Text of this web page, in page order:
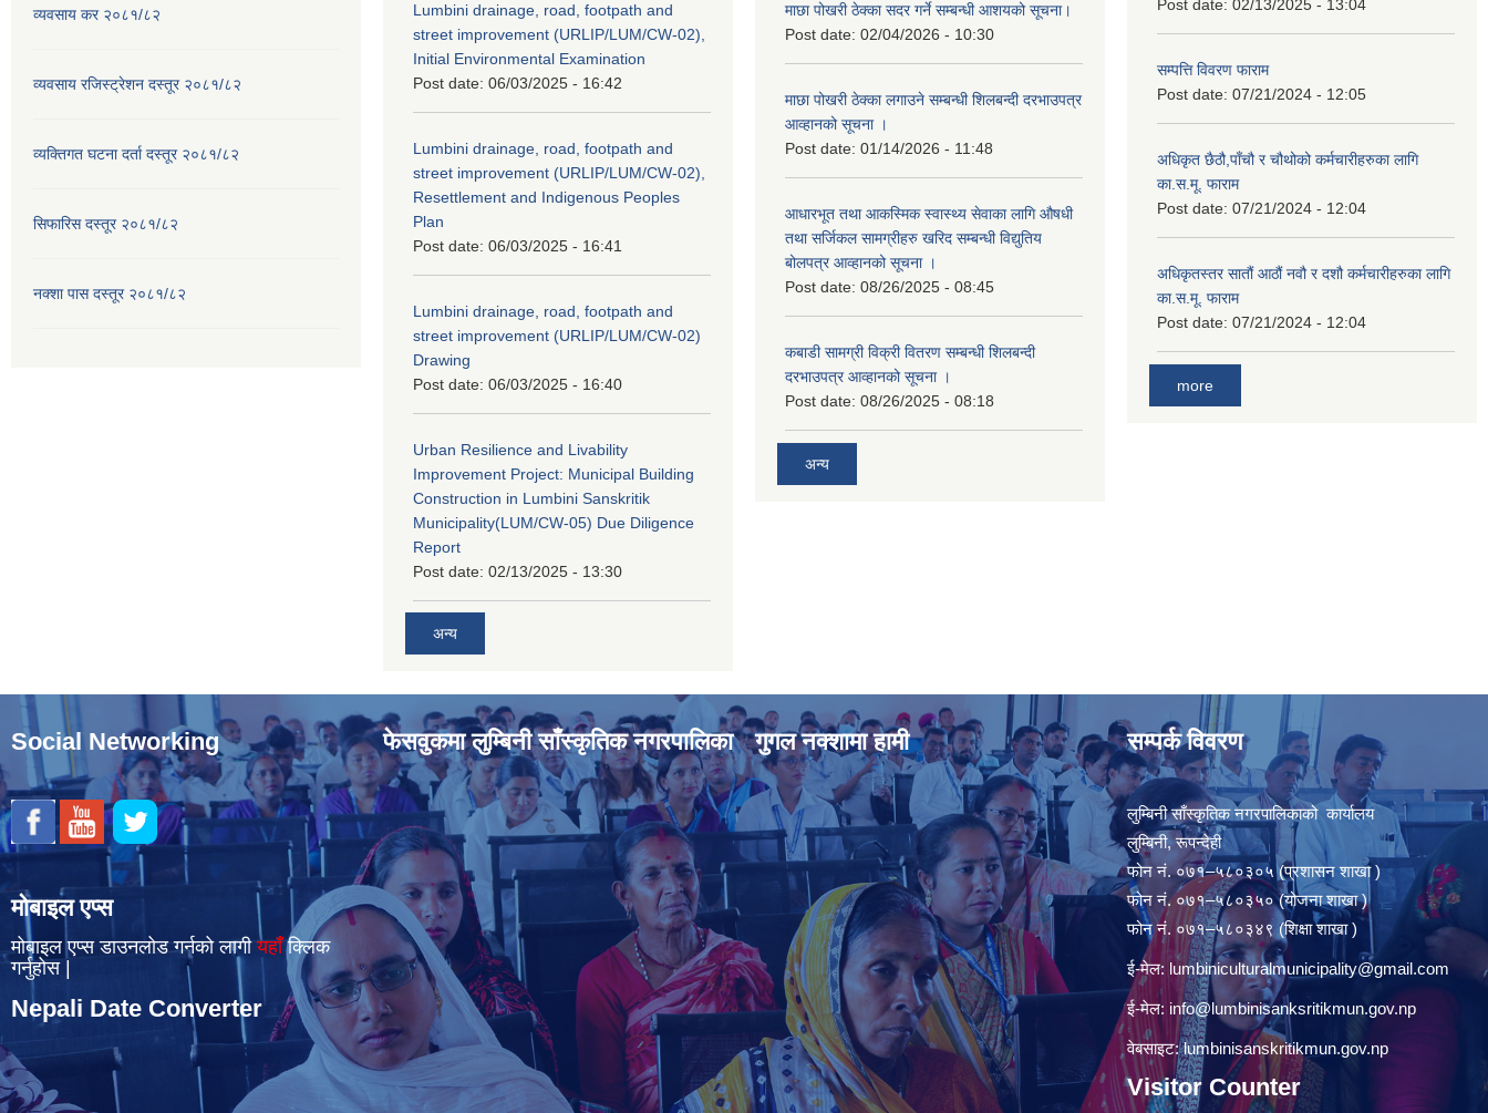
व्यवसाय कर २०८१/८२
व्यवसाय रजिस्ट्रेशन दस्तूर २०८१/८२
व्यक्तिगत घटना दर्ता दस्तूर २०८१/८२
सिफारिस दस्तूर २०८१/८२
नक्शा पास दस्तूर २०८१/८२
Lumbini drainage, road, footpath and
street improvement (URLIP/LUM/CW-02),
Initial Environmental Examination
Post date: 06/03/2025 - 16:42
Lumbini drainage, road, footpath and
street improvement (URLIP/LUM/CW-02),
Resettlement and Indigenous Peoples
Plan
Post date: 06/03/2025 - 16:41
Lumbini drainage, road, footpath and
street improvement (URLIP/LUM/CW-02)
Drawing
Post date: 06/03/2025 - 16:40
Urban Resilience and Livability
Improvement Project: Municipal Building
Construction in Lumbini Sanskritik
Municipality(LUM/CW-05) Due Diligence
Report
Post date: 02/13/2025 - 13:30
अन्य
माछा पोखरी ठेक्का सदर गर्ने सम्बन्धी आशयको सूचना।
Post date: 02/04/2026 - 10:30
माछा पोखरी ठेक्का लगाउने सम्बन्धी शिलबन्दी दरभाउपत्र
आव्हानको सूचना ।
Post date: 01/14/2026 - 11:48
आधारभूत तथा आकस्मिक स्वास्थ्य सेवाका लागि औषधी
तथा सर्जिकल सामग्रीहरु खरिद सम्बन्धी विद्युतिय
बोलपत्र आव्हानको सूचना ।
Post date: 08/26/2025 - 08:45
कबाडी सामग्री विक्री वितरण सम्बन्धी शिलबन्दी
दरभाउपत्र आव्हानको सूचना ।
Post date: 08/26/2025 - 08:18
अन्य
Post date: 02/13/2025 - 13:04
सम्पत्ति विवरण फाराम
Post date: 07/21/2024 - 12:05
अधिकृत छैठौ,पाँचौ र चौथोको कर्मचारीहरुका लागि
का.स.मू. फाराम
Post date: 07/21/2024 - 12:04
अधिकृतस्तर सातौं आठौं नवौ र दशौ कर्मचारीहरुका लागि
का.स.मू. फाराम
Post date: 07/21/2024 - 12:04
more
Social Networking
मोबाइल एप्स
मोबाइल एप्स डाउनलोड गर्नको लागीयहाँँक्लिक
गर्नुहोस |
Nepali Date Converter
फेसवुकमा लुम्बिनी साँस्कृतिक नगरपालिका गुगल नक्शामा हामी सम्पर्क विवरण
लुम्बिनी साँस्कृतिक नगरपालिकाको कार्यालय
लुम्बिनी, रूपन्देही
फोन नं. ०७१–५८०३०५ (प्रशासन शाखा )
फोन नं. ०७१–५८०३५० (योजना शाखा )
फोन नं. ०७१–५८०३४९ (शिक्षा शाखा )
ई-मेल: lumbiniculturalmunicipality@gmail.com
ई-मेल: info@lumbinisanksritikmun.gov.np
वेबसाइट: lumbinisanskritikmun.gov.np
Visitor Counter